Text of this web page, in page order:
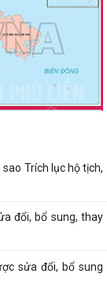
Trích lục hộ tịch,
đổi, bổ sung, thay
sửa đổi, bổ sung